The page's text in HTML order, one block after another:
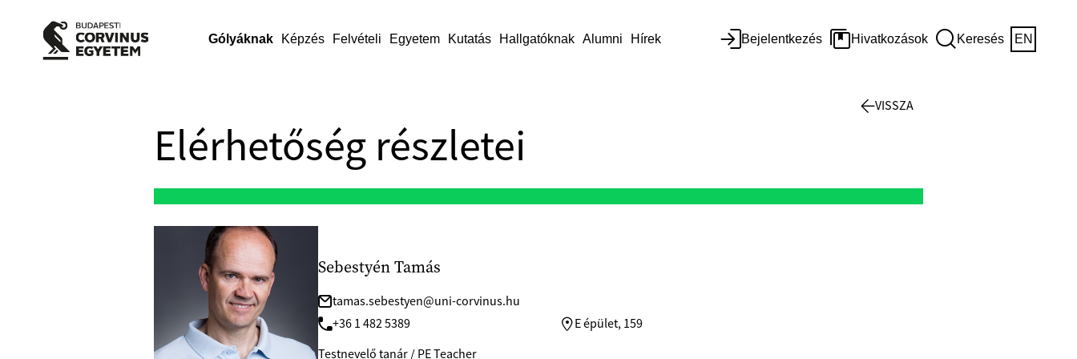
Gólyáknak Képzés Felvételi Egyetem Kutatás Hallgatóknak Alumni Hírek Bejelentkezés Hivatkozások Keresés EN
Elérhetőség részletei
Sebestyén Tamás
tamas.sebestyen@uni-corvinus.hu
+36 1 482 5389
E épület, 159
Testnevelő tanár / PE Teacher
VISSZA